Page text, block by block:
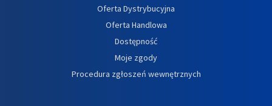
Oferta Dystrybucyjna
Oferta Handlowa
Dostępność
Moje zgody
Procedura zgłoszeń wewnętrznych